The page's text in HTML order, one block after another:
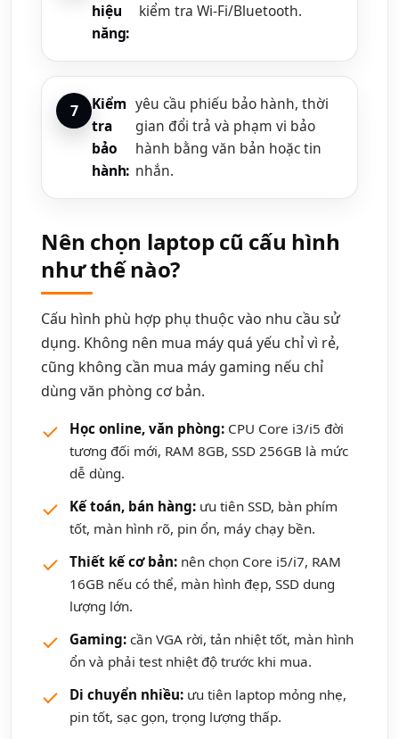
hiệu
năng:
kiểm tra Wi-Fi/Bluetooth.
Kiểm
tra
bảo
hành:
yêu cầu phiếu bảo hành, thời
gian đổi trả và phạm vi bảo
hành bằng văn bản hoặc tin
nhắn.
Nên chọn laptop cũ cấu hình
như thế nào?
Cấu hình phù hợp phụ thuộc vào nhu cầu sử
dụng. Không nên mua máy quá yếu chỉ vì rẻ,
cũng không cần mua máy gaming nếu chỉ
dùng văn phòng cơ bản.
Học online, văn phòng: CPU Core i3/i5 đời
tương đối mới, RAM 8GB, SSD 256GB là mức
dễ dùng.
Kế toán, bán hàng: ưu tiên SSD, bàn phím
tốt, màn hình rõ, pin ổn, máy chạy bền.
Thiết kế cơ bản: nên chọn Core i5/i7, RAM
16GB nếu có thể, màn hình đẹp, SSD dung
lượng lớn.
Gaming: cần VGA rời, tản nhiệt tốt, màn hình
ổn và phải test nhiệt độ trước khi mua.
Di chuyển nhiều: ưu tiên laptop mỏng nhẹ,
pin tốt, sạc gọn, trọng lượng thấp.